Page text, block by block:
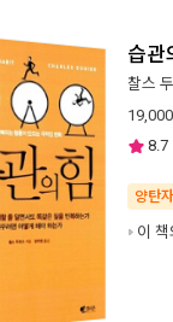
습관
찰스
19,000
8.7
양탄
이